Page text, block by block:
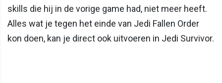
skills die hij in de vorige game had, niet meer heeft.
Alles wat je tegen het einde van Jedi Fallen Order
kon doen, kan je direct ook uitvoeren in Jedi Survivor.